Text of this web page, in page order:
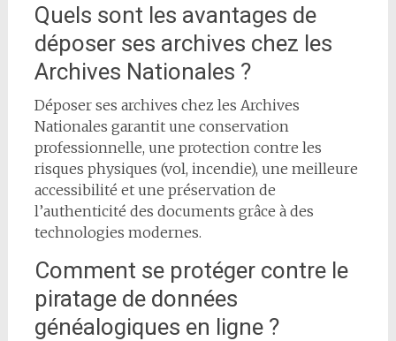
Quels sont les avantages de
déposer ses archives chez les
Archives Nationales ?
Déposer ses archives chez les Archives
Nationales garantit une conservation
professionnelle, une protection contre les
risques physiques (vol, incendie), une meilleure
accessibilité et une préservation de
l’authenticité des documents grâce à des
technologies modernes.
Comment se protéger contre le
piratage de données
généalogiques en ligne ?